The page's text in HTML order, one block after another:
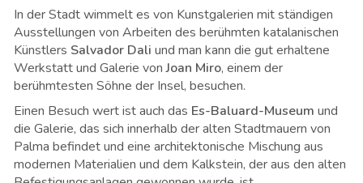
In der Stadt wimmelt es von Kunstgalerien mit ständigen
Ausstellungen von Arbeiten des berühmten katalanischen
Künstlers Salvador Dali und man kann die gut erhaltene
Werkstatt und Galerie vonJoan Miro, einem der
berühmtesten Söhne der Insel, besuchen.
Einen Besuch wert ist auch das Es-Baluard-Museum und
die Galerie, das sich innerhalb der alten Stadtmauern von
Palma befindet und eine architektonische Mischung aus
modernen Materialien und dem Kalkstein, der aus den alten